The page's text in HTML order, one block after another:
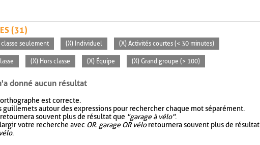
(31)
classe seulement (X) Individuel (X) Activités courtes (< 30 minutes)
(X) Hors classe (X) Équipe (X) Grand groupe (> 100)
donné aucun résultat
est correcte.
guillemets autour des expressions pour rechercher chaque mot séparément.
souvent plus de résultat que "garage à vélo".
votre recherche avec OR. garage OR véloretournera souvent plus de résultat
.